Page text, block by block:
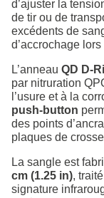
d’ajuster la
de tir ou de
excédents de
d’accrochage
L’anneau QD D-
par nitruration
l’usure et à la
push-button
des points
plaques de
La sangle est
cm (1.25 in), traité
signature